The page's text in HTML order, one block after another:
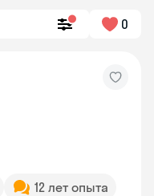
0
12 лет опыта